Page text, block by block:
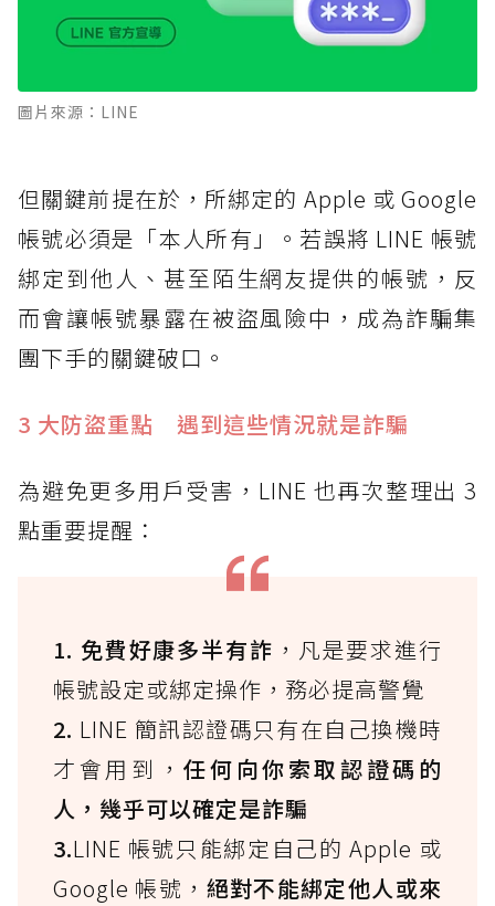
圖片來源：LINE
但關鍵前提在於，所綁定的 Apple 或 Google
帳號必須是「本人所有」。若誤將 LINE 帳號
綁定到他人、甚至陌生網友提供的帳號，反
而會讓帳號暴露在被盜風險中，成為詐騙集
團下手的關鍵破口。
3 大防盜重點 遇到這些情況就是詐騙
為避免更多用戶受害，LINE 也再次整理出 3
點重要提醒：
1. 免費好康多半有詐 ，凡是要求進行
帳號設定或綁定操作，務必提高警覺
2. LINE 簡訊認證碼只有在自己換機時
才會用到，任何向你索取認證碼的
人，幾乎可以確定是詐騙
3.LINE 帳號只能綁定自己的 Apple 或
Google 帳號， 絕對不能綁定他人或來